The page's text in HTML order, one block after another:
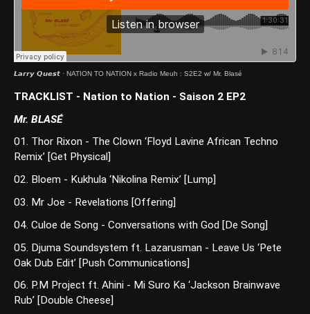
𝙇𝙖𝙧𝙧𝙮 𝙌𝙪𝙚𝙨𝙩 · NATION TO NATION x Radio Meuh : S2E2 w/ Mr. Blasé
TRACKLIST - Nation to Nation - Saison 2 EP2
Mr. BLASÉ
01. Thor Rixon - The Clown ‘Floyd Lavine African Techno
Remix’ [Get Physical]
02. Bloem - Kukhula ‘Nikolina Remix’ [Lump]
03. Mr Joe - Revelations [Offering]
04. Culoe de Song - Conversations with God [De Song]
05. Djuma Soundsystem ft. Lazarusman - Leave Us ‘Pete
Oak Dub Edit’ [Push Communications]
06. P.M Project ft. Ahini - Mi Suro Ka ‘Jackson Brainwave
Rub’ [Double Cheese]